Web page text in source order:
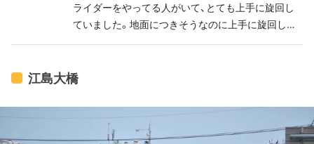
ライダーをやってる人がいて、とても上手に旋回し
ていました。地面につきそうなのに上手に旋回して
江島大橋